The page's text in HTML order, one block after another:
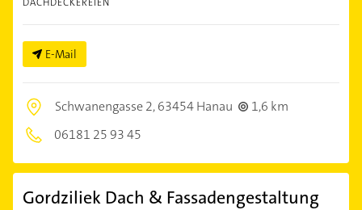
E-Mail
Schwanengasse 2,63454 Hanau
1,6 km
06181 25 93 45
Gordziliek Dach & Fassadengestaltung